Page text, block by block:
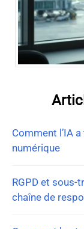
Comment l’IA
numérique
RGPD et sous-
chaîne de